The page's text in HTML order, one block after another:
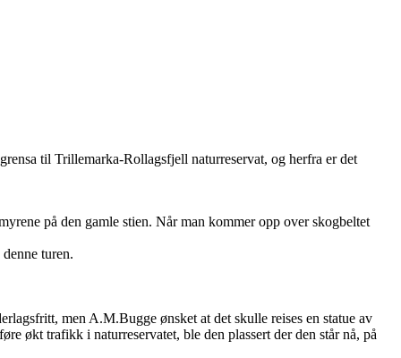
til Trillemarka-Rollagsfjell naturreservat, og herfra er det
på den gamle stien. Når man kommer opp over skogbeltet
turen.
men A.M.Bugge ønsket at det skulle reises en statue av
økt trafikk i naturreservatet, ble den plassert der den står nå, på